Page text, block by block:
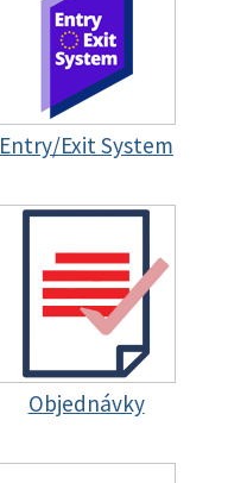
Entry/Exit System
Objednávky